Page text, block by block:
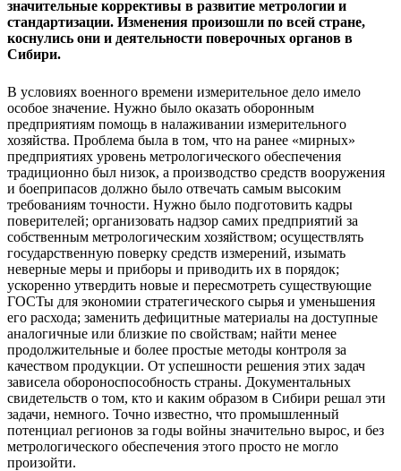
значительные коррективы в развитие метрологии и
стандартизации. Изменения произошли по всей стране,
коснулись они и деятельности поверочных органов в
Сибири.
В условиях военного времени измерительное дело имело
особое значение. Нужно было оказать оборонным
предприятиям помощь в налаживании измерительного
хозяйства. Проблема была в том, что на ранее «мирных»
предприятиях уровень метрологического обеспечения
традиционно был низок, а производство средств вооружения
и боеприпасов должно было отвечать самым высоким
требованиям точности. Нужно было подготовить кадры
поверителей; организовать надзор самих предприятий за
собственным метрологическим хозяйством; осуществлять
государственную поверку средств измерений, изымать
неверные меры и приборы и приводить их в порядок;
ускоренно утвердить новые и пересмотреть существующие
ГОСТы для экономии стратегического сырья и уменьшения
его расхода; заменить дефицитные материалы на доступные
аналогичные или близкие по свойствам; найти менее
продолжительные и более простые методы контроля за
качеством продукции. От успешности решения этих задач
зависела обороноспособность страны. Документальных
свидетельств о том, кто и каким образом в Сибири решал эти
задачи, немного. Точно известно, что промышленный
потенциал регионов за годы войны значительно вырос, и без
метрологического обеспечения этого просто не могло
произойти.